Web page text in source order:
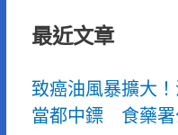
最近文章
致癌油風暴擴大
當都中鏢 食藥署